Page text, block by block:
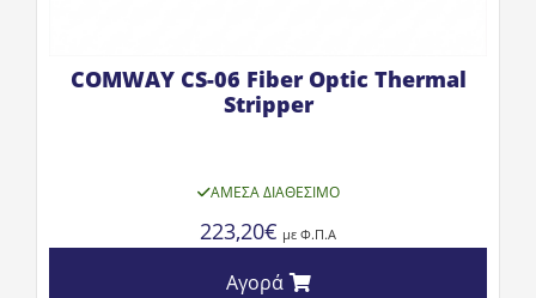
COMWAY CS-06 Fiber Optic Thermal
Stripper
ΆΜΕΣΑ ΔΙΑΘΈΣΙΜΟ
223,20€ με Φ.Π.Α
Αγορά